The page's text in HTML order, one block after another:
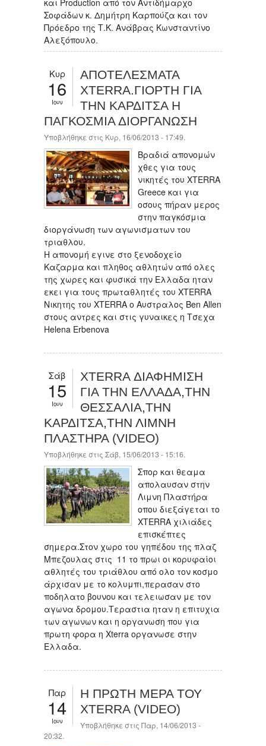
Σοφάδων κ. Δημήτρη Καρπούζα και τον
Πρόεδρο της Τ.Κ. Ανάβρας Κωνσταντίνο
Αλεξόπουλο.
Κυρ
16
Ιουν
ΑΠΟΤΕΛΕΣΜΑΤΑ
ΧΤERRA.ΓΙΟΡΤΗ ΓΙΑ
ΤΗΝ ΚΑΡΔΙΤΣΑ Η
ΠΑΓΚΟΣΜΙΑ ΔΙΟΡΓΑΝΩΣΗ
Υποβλήθηκε στις Κυρ, 16/06/2013 - 17:49.
Βραδιά απονομών
χθες για τους
νικητές του XTERRA
Greece και για
οσους πήραν μερος
στην παγκόσμια
διοργάνωση των αγωνισματων του
τριαθλου.
Η απονομή εγινε στο ξενοδοχείο
Καζαρμα και πληθος αθλητών από ολες
της χωρες και φυσικά την Ελλαδα ηταν
εκει για τους πρωταθλητές του XTERRA
Νικητης του XTERRA o Aυστραλος Ben Allen
στους αντρες και στις γυναικες η Τσεχα
Helena Erbenova
Σάβ
15
Ιουν
XTERRA ΔΙΑΦΗΜΙΣΗ
ΓΙΑ ΤΗΝ ΕΛΛΑΔΑ,ΤΗΝ
ΘΕΣΣΑΛΙΑ,ΤΗΝ
ΚΑΡΔΙΤΣΑ,ΤΗΝ ΛΙΜΝΗ
ΠΛΑΣΤΗΡΑ (VIDEO)
Υποβλήθηκε στις Σάβ, 15/06/2013 - 15:16.
Σπορ και θεαμα
απολαυσαν στην
Λιμνη Πλαστήρα
οπου διεξάγεται το
XTERRA χιλιάδες
επισκέπτες
σημερα.Στον χωρο του γηπέδου της πλαζ
Μπεζουλας στις 11 το πρωι οι κορυφαίοι
αθλητές του τριάθλου από ολο τον κοσμο
άρχισαν με το κολυμπι,περασαν στο
ποδηλατο βουνου και τελειωσαν με τον
αγωνα δρομου.Τεραστια ηταν η επιτυχια
των αγωνων και η οργανωση που για
πρωτη φορα η Xterra οργανωσε στην
Ελλαδα.
Παρ
14
Ιουν
Η ΠΡΩΤΗ ΜΕΡΑ ΤΟΥ
XTERRA (VIDEO)
Υποβλήθηκε στις Παρ, 14/06/2013 -
20:32.